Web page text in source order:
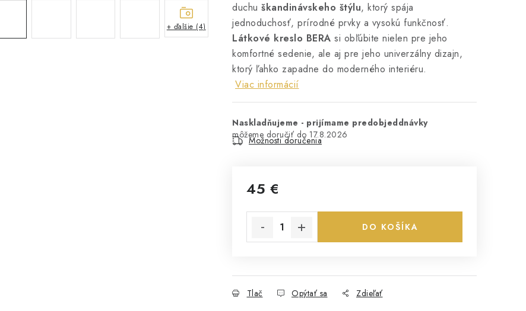
duchu škandinávskeho štýlu, ktorý spája
jednoduchosť, prírodné prvky a vysokú funkčnosť.
Látkové kreslo BERA si obľúbite nielen pre jeho
komfortné sedenie, ale aj pre jeho univerzálny dizajn,
ktorý ľahko zapadne do moderného interiéru.
Viac informácií
Naskladňujeme - prijímame predobjeddnávky
17.8.2026
Možnosti doručenia
45 €
DO KOŠÍKA
Tlač Opýtať sa Zdieľať
+ ďalšie (4)